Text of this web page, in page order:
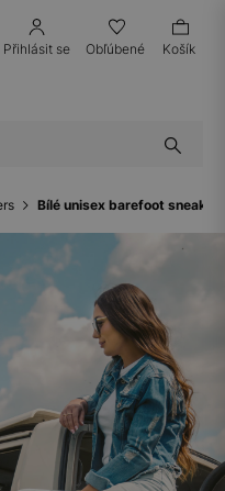
Přihlásit se Obľúbené Košík
Bílé unisex barefoot